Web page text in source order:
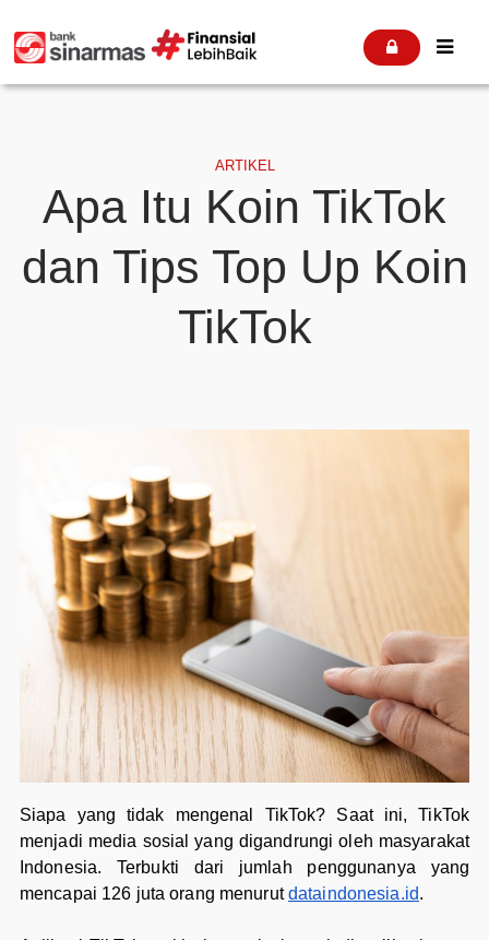
 
ARTIKEL
Apa Itu Koin TikTok
dan Tips Top Up Koin
TikTok
Siapa yang tidak mengenal TikTok? Saat ini, TikTok
menjadi media sosial yang digandrungi oleh masyarakat
Indonesia. Terbukti dari jumlah penggunanya yang
mencapai 126 juta orang menurutdataindonesia.id.